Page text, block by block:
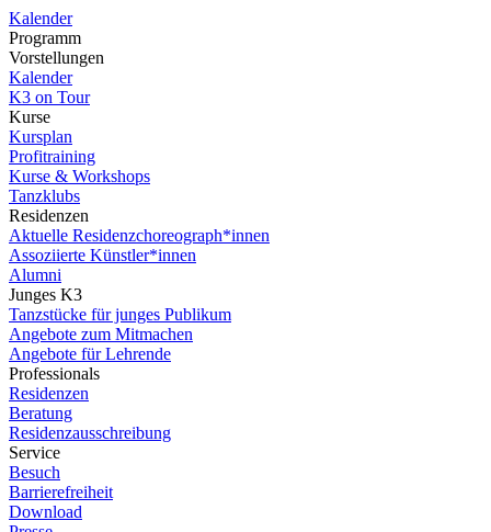
Kalender
Programm
Vorstellungen
Kalender
K3 on Tour
Kurse
Kursplan
Profitraining
Kurse & Workshops
Tanzklubs
Residenzen
Aktuelle Residenzchoreograph*innen
Assoziierte Künstler*innen
Alumni
Junges K3
Tanzstücke für junges Publikum
Angebote zum Mitmachen
Angebote für Lehrende
Professionals
Residenzen
Beratung
Residenzausschreibung
Service
Besuch
Barrierefreiheit
Download